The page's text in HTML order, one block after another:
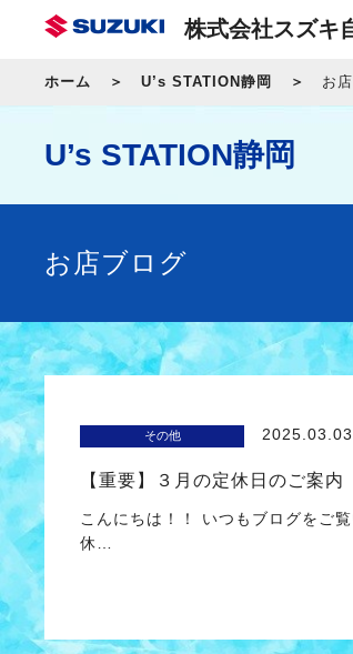
株式会社スズキ
ホーム U’s STATION静岡 お
U’s STATION静岡
お店ブログ
その他 2025.03.03
【重要】３月の定休日のご案内
こんにちは！！ いつもブログをご
休…